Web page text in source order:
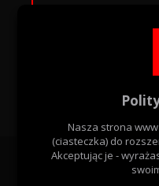
05-300
+48 795 183 316
Jak
Nasza strona
(ciasteczka) do
Akceptując je -